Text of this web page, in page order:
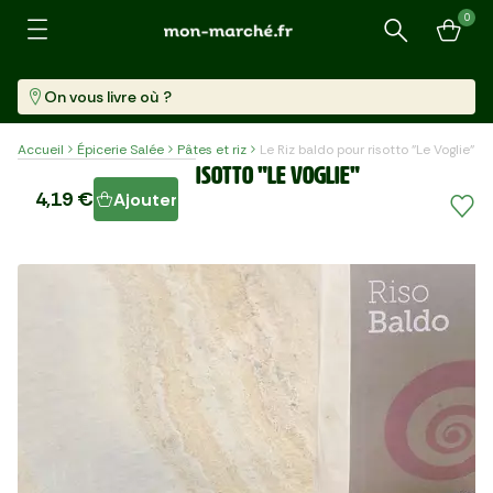
Recherche
0
On vous livre où ?
Accueil Épicerie Salée Pâtes et riz Le Riz baldo pour risotto "Le Voglie"
Le Riz baldo pour risotto "Le Voglie"
4,19 € Ajouter